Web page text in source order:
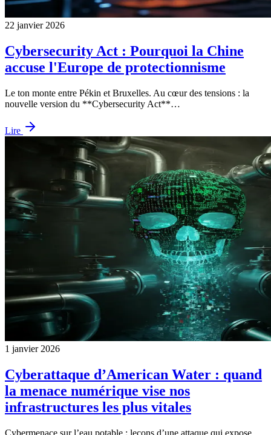
22 janvier 2026
Cybersecurity Act : Pourquoi la Chine
accuse l'Europe de protectionnisme
Le ton monte entre Pékin et Bruxelles. Au cœur des tensions : la
nouvelle version du **Cybersecurity Act**…
Lire
1 janvier 2026
Cyberattaque d’American Water : quand
la menace numérique vise nos
infrastructures les plus vitales
Cybermenace sur l’eau potable : leçons d’une attaque qui expose